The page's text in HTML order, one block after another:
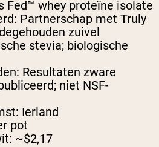
Fed™ whey proteïne isolate
Partnerschap met Truly
zuivel
stevia; biologische
Resultaten zware
niet NSF-
Ierland
pot
~$2,17